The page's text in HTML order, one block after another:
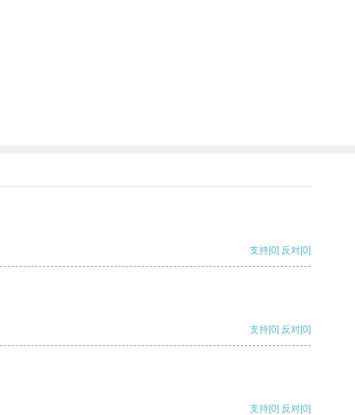
支持[0] 反对[0]
支持[0] 反对[0]
支持[0] 反对[0]